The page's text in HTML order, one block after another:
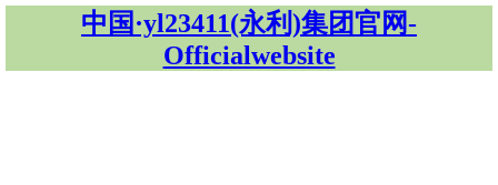
中国·yl23411(永利)集团官网-
Officialwebsite